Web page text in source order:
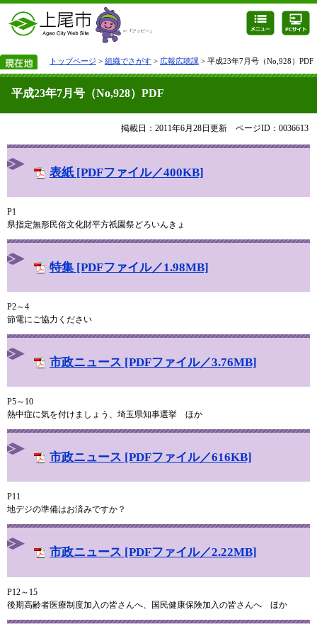
トップページ > 組織でさがす > 広報広聴課 > 平成23年7月号（No,928）PDF
平成23年7月号（No,928）PDF
掲載日：2011年6月28日更新 ページID：0036613
表紙 [PDFファイル／400KB]
P1
県指定無形民俗文化財平方祇園祭どろいんきょ
特集 [PDFファイル／1.98MB]
P2～4
節電にご協力ください
市政ニュース [PDFファイル／3.76MB]
P5～10
熱中症に気を付けましょう、埼玉県知事選挙 ほか
市政ニュース [PDFファイル／616KB]
P11
地デジの準備はお済みですか？
市政ニュース [PDFファイル／2.22MB]
P12～15
後期高齢者医療制度加入の皆さんへ、国民健康保険加入の皆さんへ ほか